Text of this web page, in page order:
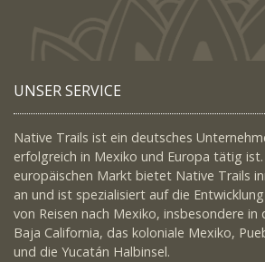
UNSER SERVICE
Native Trails ist ein deutsches
erfolgreich in Mexiko und Europa tätig
europäischen Markt bietet Native Trails
an und ist spezialisiert auf die
von Reisen nach Mexiko, insbesondere in
Baja California, das koloniale Mexiko,
und die Yucatán Halbinsel.